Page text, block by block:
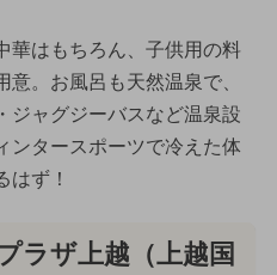
華はもちろん、子供用の料
。お風呂も天然温泉で、
ジャグジーバスなど温泉設
ンタースポーツで冷えた体
はず！
ラザ上越（上越国